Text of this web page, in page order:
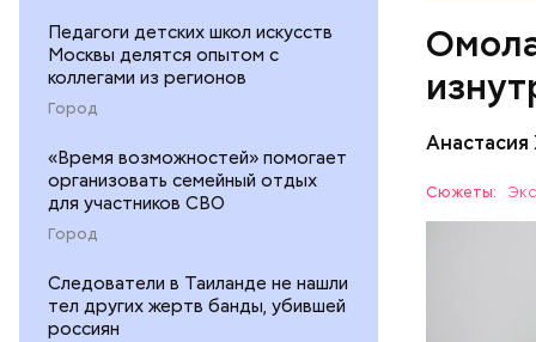
Педагоги детских школ искусств
Москвы делятся опытом с
коллегами из регионов
Город
«Время возможностей» помогает
организовать семейный отдых
для участников СВО
Город
Следователи в Таиланде не нашли
тел других жертв банды, убившей
россиян
Сюжеты:
Дыня
лютеин
наше
калий